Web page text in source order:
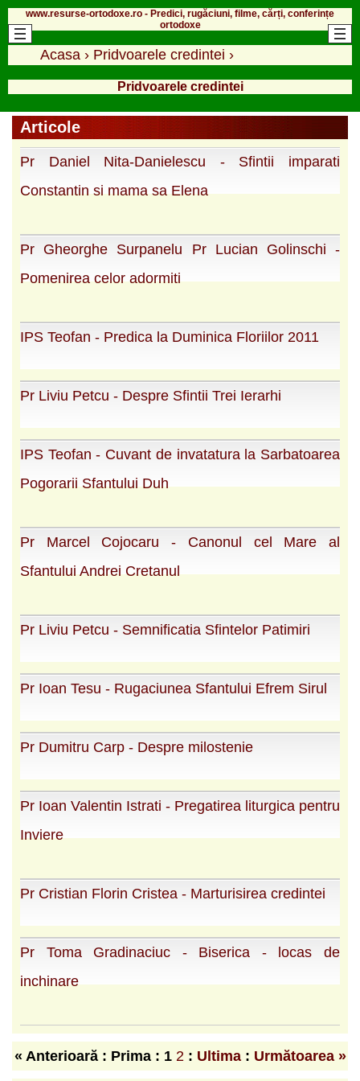
www.resurse-ortodoxe.ro - Predici, rugăciuni, filme, cărți, conferințe
ortodoxe
Acasa › Pridvoarele credintei ›
Pridvoarele credintei
Articole
Pr Daniel Nita-Danielescu - Sfintii imparati
Constantin si mama sa Elena
Pr Gheorghe Surpanelu Pr Lucian Golinschi -
Pomenirea celor adormiti
IPS Teofan - Predica la Duminica Floriilor 2011
Pr Liviu Petcu - Despre Sfintii Trei Ierarhi
IPS Teofan - Cuvant de invatatura la Sarbatoarea
Pogorarii Sfantului Duh
Pr Marcel Cojocaru - Canonul cel Mare al
Sfantului Andrei Cretanul
Pr Liviu Petcu - Semnificatia Sfintelor Patimiri
Pr Ioan Tesu - Rugaciunea Sfantului Efrem Sirul
Pr Dumitru Carp - Despre milostenie
Pr Ioan Valentin Istrati - Pregatirea liturgica pentru
Inviere
Pr Cristian Florin Cristea - Marturisirea credintei
Pr Toma Gradinaciuc - Biserica - locas de
inchinare
« Anterioară : Prima : 1 2 : Ultima: Următoarea »